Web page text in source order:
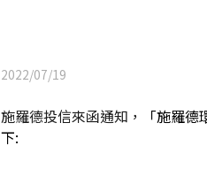
2022/07/19
施羅德投信來函通知， 「施羅
下: